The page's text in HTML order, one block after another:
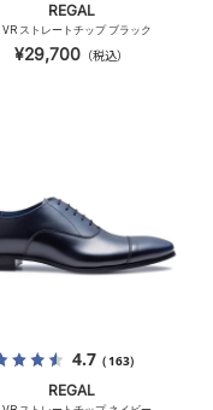
REGAL
ストレートチップ ブラック
¥29,700（税込）
4.7（163）
REGAL